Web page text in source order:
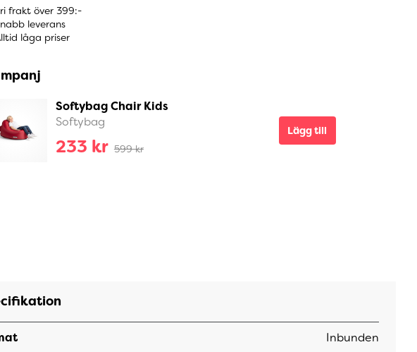
frakt över 399:-
leverans
låga priser
Softybag Chair Kids
Softybag
233 kr 599 kr
Lägg till
Inbunden